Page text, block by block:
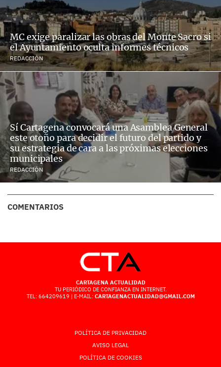
MC exige paralizar las obras del Monte Sacro si
el Ayuntamiento oculta informes técnicos
REDACCIÓN
Sí Cartagena convocará una Asamblea General
este otoño para decidir el futuro del partido y
su estrategia de cara a las próximas elecciones
municipales
REDACCIÓN
COMENTARIOS
CARTAGENA ACTUALIDAD
TU PERIÓDICO DE CONFIANZA EN INTERNET.
TEL: 664209619 | E-MAIL: CARTAGENACTUALIDAD@GMAIL.COM
POLÍTICA DE PRIVACIDAD
AVISO LEGAL
POLÍTICA DE COOKIES